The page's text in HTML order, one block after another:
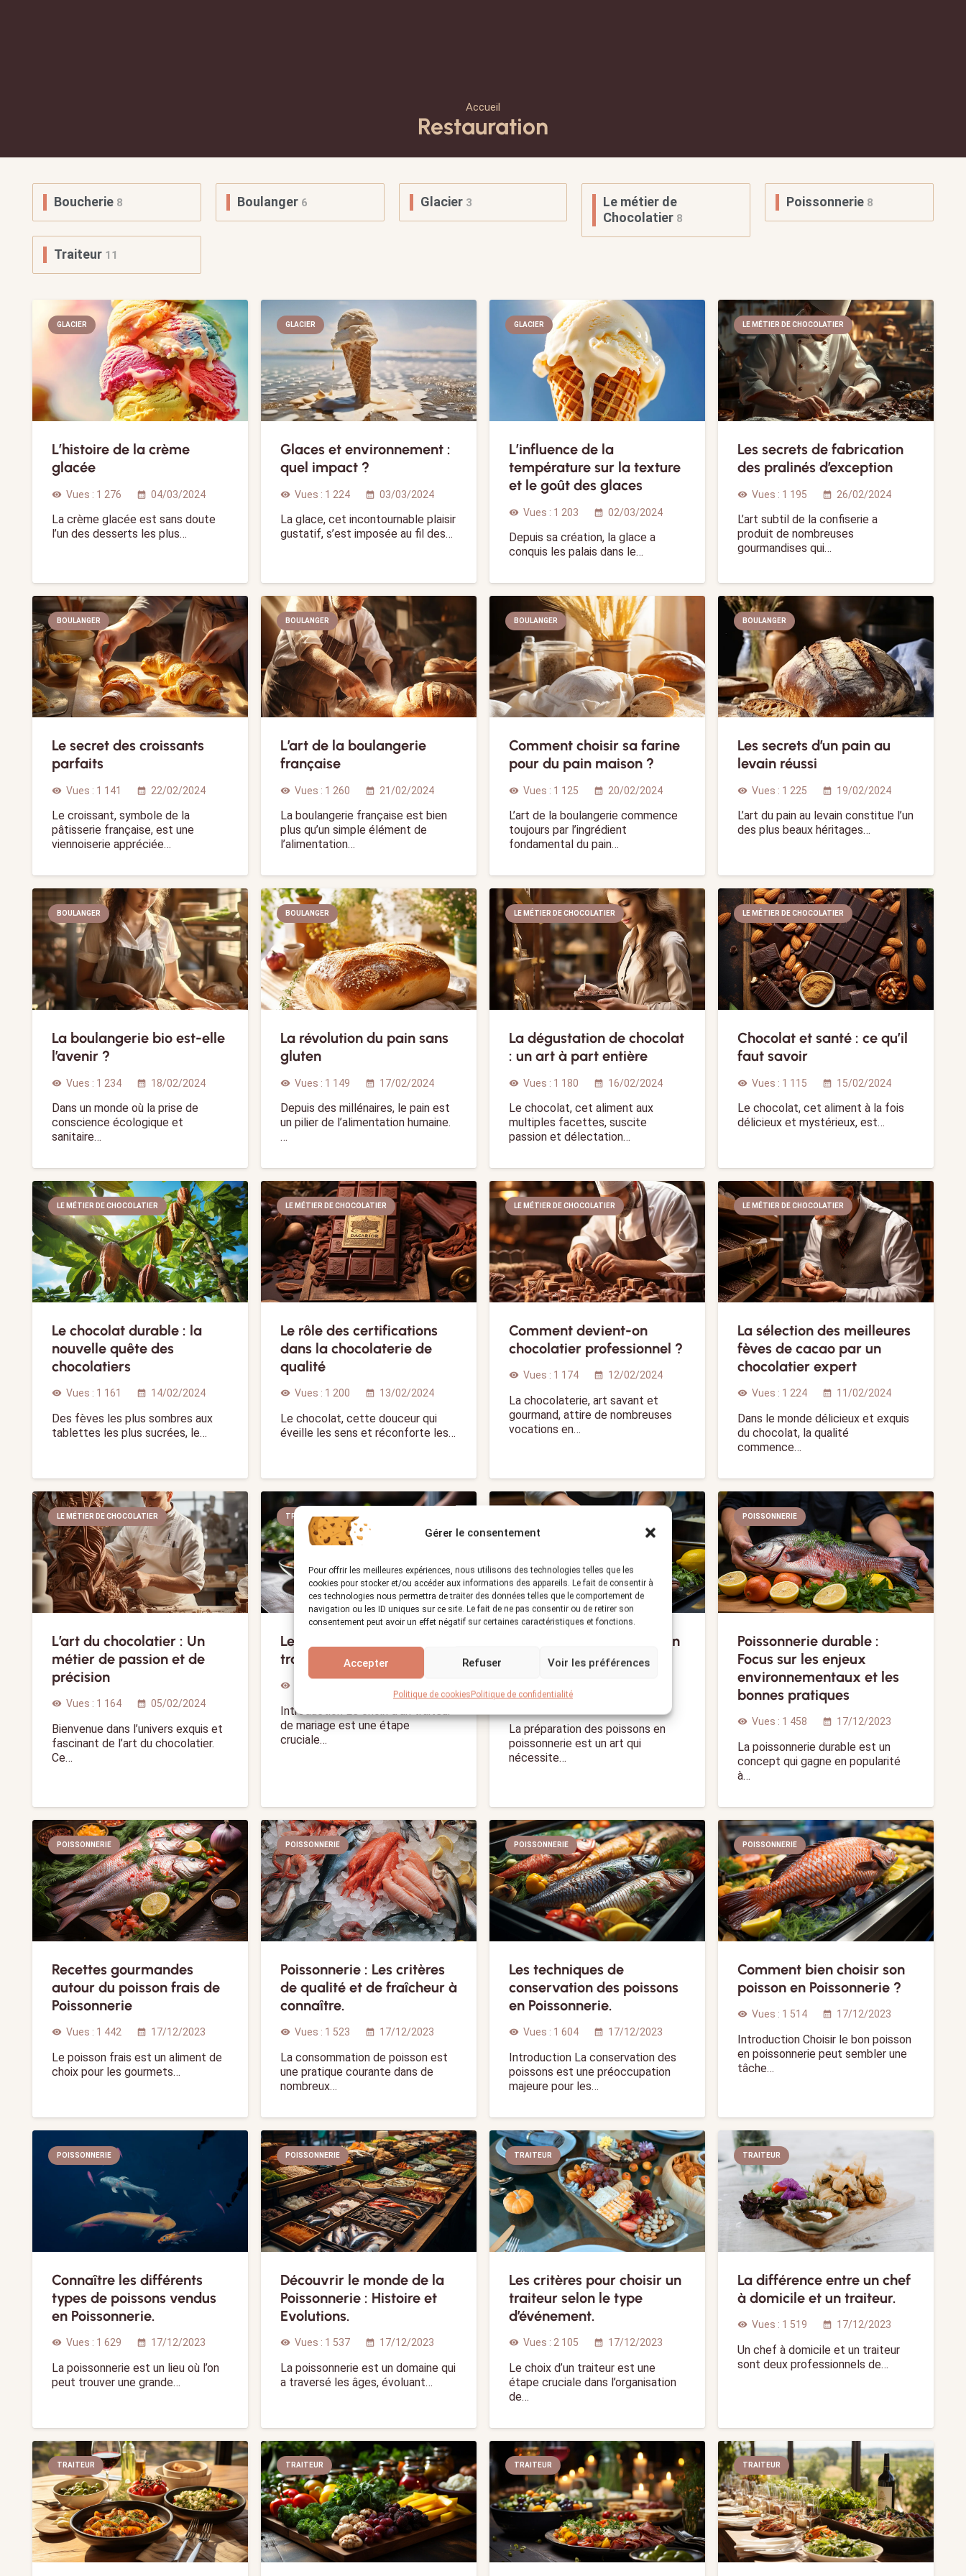
Gérer le consentement
Pour offrir les meilleures expériences, nous utilisons des technologies telles que les
cookies pour stocker et/ou accéder aux informations des appareils. Le fait de consentir à
ces technologies nous permettra de traiter des données telles que le comportement de
navigation ou les ID uniques sur ce site. Le fait de ne pas consentir ou de retirer son
consentement peut avoir un effet négatif sur certaines caractéristiques et fonctions.
Accepter Refuser Voir les préférences
Politique de cookiesPolitique de confidentialité
Accueil
Restauration
Boucherie 8 Boulanger 6 Glacier 3
Le métier de
Chocolatier 8
Poissonnerie 8
Traiteur 11
GLACIER
L’histoire de la crème
glacée
visibility Vues : 1 276 calendar_month 04/03/2024
La crème glacée est sans doute
l’un des desserts les plus…
GLACIER
Glaces et environnement :
quel impact ?
visibility Vues : 1 224 calendar_month 03/03/2024
La glace, cet incontournable plaisir
gustatif, s’est imposée au fil des…
GLACIER
L’influence de la
température sur la texture
et le goût des glaces
visibility Vues : 1 203 calendar_month 02/03/2024
Depuis sa création, la glace a
conquis les palais dans le…
LE MÉTIER DE CHOCOLATIER
Les secrets de fabrication
des pralinés d’exception
visibility Vues : 1 195 calendar_month 26/02/2024
L’art subtil de la confiserie a
produit de nombreuses
gourmandises qui…
BOULANGER
Le secret des croissants
parfaits
visibility Vues : 1 141 calendar_month 22/02/2024
Le croissant, symbole de la
pâtisserie française, est une
viennoiserie appréciée…
BOULANGER
L’art de la boulangerie
française
visibility Vues : 1 260 calendar_month 21/02/2024
La boulangerie française est bien
plus qu’un simple élément de
l’alimentation…
BOULANGER
Comment choisir sa farine
pour du pain maison ?
visibility Vues : 1 125 calendar_month 20/02/2024
L’art de la boulangerie commence
toujours par l’ingrédient
fondamental du pain…
BOULANGER
Les secrets d’un pain au
levain réussi
visibility Vues : 1 225 calendar_month 19/02/2024
L’art du pain au levain constitue l’un
des plus beaux héritages…
BOULANGER
La boulangerie bio est-elle
l’avenir ?
visibility Vues : 1 234 calendar_month 18/02/2024
Dans un monde où la prise de
conscience écologique et
sanitaire…
BOULANGER
La révolution du pain sans
gluten
visibility Vues : 1 149 calendar_month 17/02/2024
Depuis des millénaires, le pain est
un pilier de l’alimentation humaine.
…
LE MÉTIER DE CHOCOLATIER
La dégustation de chocolat
: un art à part entière
visibility Vues : 1 180 calendar_month 16/02/2024
Le chocolat, cet aliment aux
multiples facettes, suscite
passion et délectation…
LE MÉTIER DE CHOCOLATIER
Chocolat et santé : ce qu’il
faut savoir
visibility Vues : 1 115 calendar_month 15/02/2024
Le chocolat, cet aliment à la fois
délicieux et mystérieux, est…
LE MÉTIER DE CHOCOLATIER
Le chocolat durable : la
nouvelle quête des
chocolatiers
visibility Vues : 1 161 calendar_month 14/02/2024
Des fèves les plus sombres aux
tablettes les plus sucrées, le…
LE MÉTIER DE CHOCOLATIER
Le rôle des certifications
dans la chocolaterie de
qualité
visibility Vues : 1 200 calendar_month 13/02/2024
Le chocolat, cette douceur qui
éveille les sens et réconforte les…
LE MÉTIER DE CHOCOLATIER
Comment devient-on
chocolatier professionnel ?
visibility Vues : 1 174 calendar_month 12/02/2024
La chocolaterie, art savant et
gourmand, attire de nombreuses
vocations en…
LE MÉTIER DE CHOCOLATIER
La sélection des meilleures
fèves de cacao par un
chocolatier expert
visibility Vues : 1 224 calendar_month 11/02/2024
Dans le monde délicieux et exquis
du chocolat, la qualité
commence…
LE MÉTIER DE CHOCOLATIER
L’art du chocolatier : Un
métier de passion et de
précision
visibility Vues : 1 164 calendar_month 05/02/2024
Bienvenue dans l’univers exquis et
fascinant de l’art du chocolatier.
Ce…
TRAITEUR
Les qualités d’un bon
traiteur de mariage
visibility
Introduction Le choix d’un traiteur
de mariage est une étape
cruciale…
Les secrets de préparation
des poissons en
La préparation des poissons en
poissonnerie est un art qui
nécessite…
POISSONNERIE
Poissonnerie durable :
Focus sur les enjeux
environnementaux et les
bonnes pratiques
visibility Vues : 1 458 calendar_month 17/12/2023
La poissonnerie durable est un
concept qui gagne en popularité
à…
POISSONNERIE
Recettes gourmandes
autour du poisson frais de
Poissonnerie
visibility Vues : 1 442 calendar_month 17/12/2023
Le poisson frais est un aliment de
choix pour les gourmets…
POISSONNERIE
Poissonnerie : Les critères
de qualité et de fraîcheur à
connaître.
visibility Vues : 1 523 calendar_month 17/12/2023
La consommation de poisson est
une pratique courante dans de
nombreux…
POISSONNERIE
Les techniques de
conservation des poissons
en Poissonnerie.
visibility Vues : 1 604 calendar_month 17/12/2023
Introduction La conservation des
poissons est une préoccupation
majeure pour les…
POISSONNERIE
Comment bien choisir son
poisson en Poissonnerie ?
visibility Vues : 1 514 calendar_month 17/12/2023
Introduction Choisir le bon poisson
en poissonnerie peut sembler une
tâche…
POISSONNERIE
Connaître les différents
types de poissons vendus
en Poissonnerie.
visibility Vues : 1 629 calendar_month 17/12/2023
La poissonnerie est un lieu où l’on
peut trouver une grande…
POISSONNERIE
Découvrir le monde de la
Poissonnerie : Histoire et
Evolutions.
visibility Vues : 1 537 calendar_month 17/12/2023
La poissonnerie est un domaine qui
a traversé les âges, évoluant…
TRAITEUR
Les critères pour choisir un
traiteur selon le type
d’événement.
visibility Vues : 2 105 calendar_month 17/12/2023
Le choix d’un traiteur est une
étape cruciale dans l’organisation
de…
TRAITEUR
La différence entre un chef
à domicile et un traiteur.
visibility Vues : 1 519 calendar_month 17/12/2023
Un chef à domicile et un traiteur
sont deux professionnels de…
TRAITEUR TRAITEUR TRAITEUR TRAITEUR